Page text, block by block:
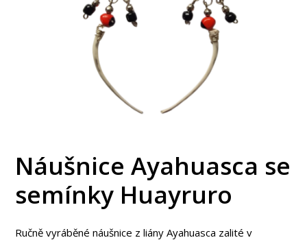
Náušnice Ayahuasca se
semínky Huayruro
Ručně vyráběné náušnice z liány Ayahuasca zalité v